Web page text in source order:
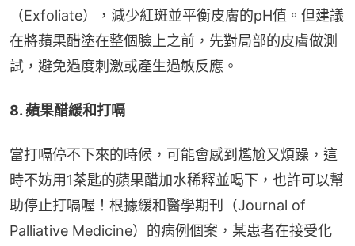
（Exfoliate），減少紅斑並平衡皮膚的pH值。但建議
在將蘋果醋塗在整個臉上之前，先對局部的皮膚做測
試，避免過度刺激或產生過敏反應。
8. 蘋果醋緩和打嗝
當打嗝停不下來的時候，可能會感到尷尬又煩躁，這
時不妨用1茶匙的蘋果醋加水稀釋並喝下，也許可以幫
助停止打嗝喔！根據緩和醫學期刊（Journal of
Palliative Medicine）的病例個案，某患者在接受化